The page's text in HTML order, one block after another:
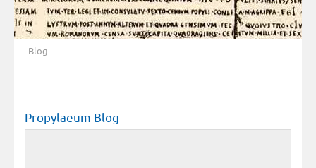
Blog
Propylaeum Blog